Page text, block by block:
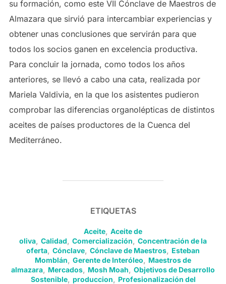
su formación, como este VII Cónclave de Maestros de
Almazara que sirvió para intercambiar experiencias y
obtener unas conclusiones que servirán para que
todos los socios ganen en excelencia productiva.
Para concluir la jornada, como todos los años
anteriores, se llevó a cabo una cata, realizada por
Mariela Valdivia, en la que los asistentes pudieron
comprobar las diferencias organolépticas de distintos
aceites de países productores de la Cuenca del
Mediterráneo.
ETIQUETAS
Aceite Aceite de
oliva Calidad Comercialización
Concentración de la
oferta Cónclave Cónclave de Maestros
Esteban
Momblán
Gerente de Interóleo
Maestros de
almazara
Mercados Mosh Moah
Objetivos de Desarrollo
Sostenible, produccion
Profesionalización del